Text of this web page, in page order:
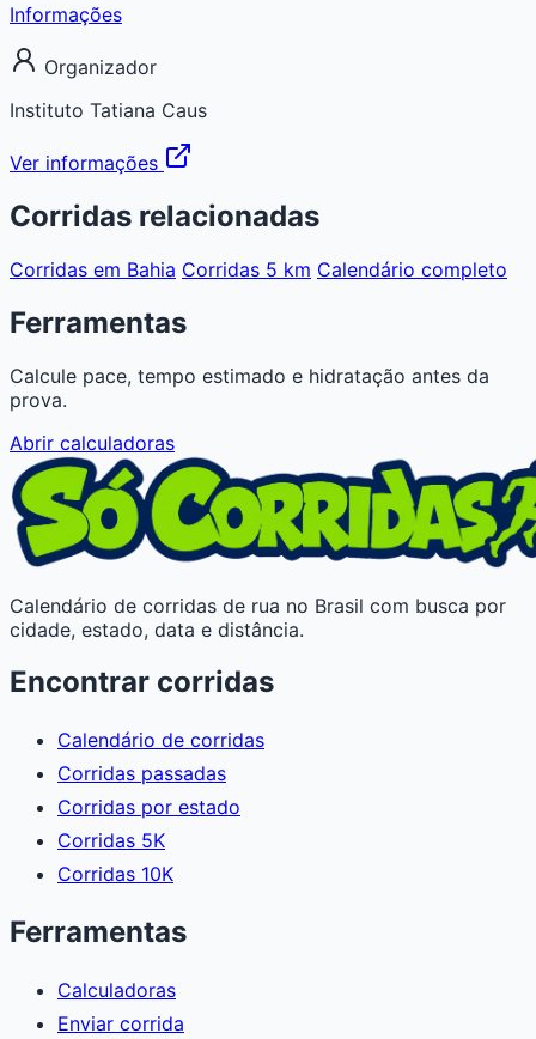
Informações
Organizador
Instituto Tatiana Caus
Ver informações
Corridas relacionadas
Corridas em Bahia Corridas 5 km Calendário completo
Ferramentas
Calcule pace, tempo estimado e hidratação antes da
prova.
Abrir calculadoras
Calendário de corridas de rua no Brasil com busca por
cidade, estado, data e distância.
Encontrar corridas
Calendário de corridas
Corridas passadas
Corridas por estado
Corridas 5K
Corridas 10K
Ferramentas
Calculadoras
Enviar corrida